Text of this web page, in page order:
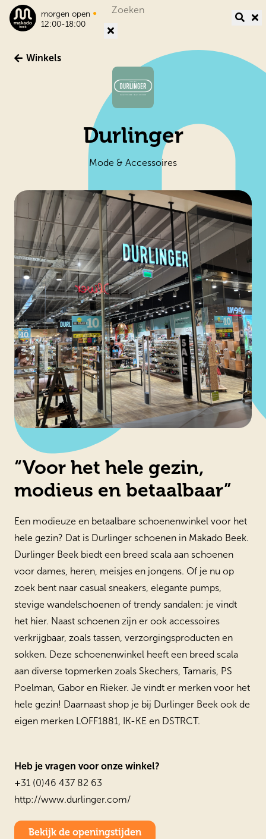
morgen open •
12:00-18:00
Winkels
Durlinger
Mode & Accessoires
“Voor het hele gezin,
modieus en betaalbaar”
Een modieuze en betaalbare schoenenwinkel voor het
hele gezin? Dat is Durlinger schoenen in Makado Beek.
Durlinger Beek biedt een breed scala aan schoenen
voor dames, heren, meisjes en jongens. Of je nu op
zoek bent naar casual sneakers, elegante pumps,
stevige wandelschoenen of trendy sandalen: je vindt
het hier. Naast schoenen zijn er ook accessoires
verkrijgbaar, zoals tassen, verzorgingsproducten en
sokken. Deze schoenenwinkel heeft een breed scala
aan diverse topmerken zoals Skechers, Tamaris, PS
Poelman, Gabor en Rieker. Je vindt er merken voor het
hele gezin! Daarnaast shop je bij Durlinger Beek ook de
eigen merken LOFF1881, IK-KE en DSTRCT.
Heb je vragen voor onze winkel?
+31 (0)46 437 82 63
http://www.durlinger.com/
Bekijk de openingstijden